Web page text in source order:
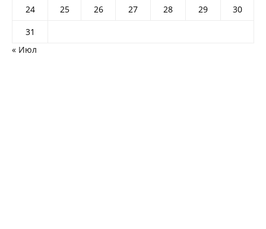
24
25 26 27 28 29
30
31
« Июл